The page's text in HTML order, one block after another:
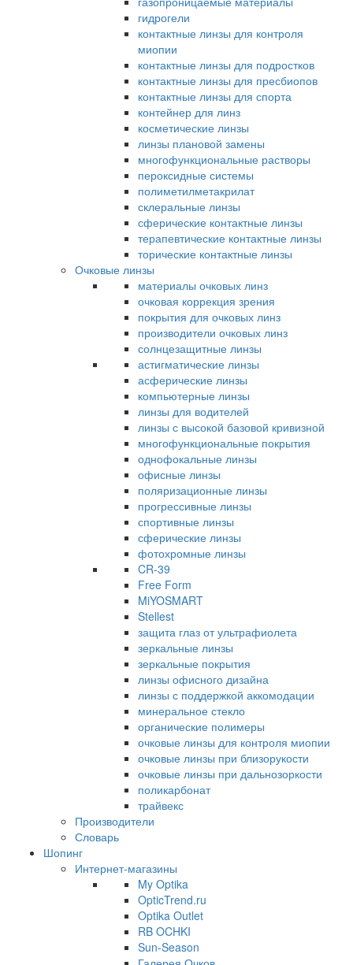
гидрогели
контактные линзы для контроля
миопии
контактные линзы для подростков
контактные линзы для пресбиопов
контактные линзы для спорта
контейнер для линз
косметические линзы
линзы плановой замены
многофункциональные растворы
пероксидные системы
полиметилметакрилат
склеральные линзы
сферические контактные линзы
терапевтические контактные линзы
торические контактные линзы
Очковые линзы
материалы очковых линз
очковая коррекция зрения
покрытия для очковых линз
производители очковых линз
солнцезащитные линзы
астигматические линзы
асферические линзы
компьютерные линзы
линзы для водителей
линзы с высокой базовой кривизной
многофункциональные покрытия
однофокальные линзы
офисные линзы
поляризационные линзы
прогрессивные линзы
спортивные линзы
сферические линзы
фотохромные линзы
CR-39
Free Form
MiYOSMART
Stellest
защита глаз от ультрафиолета
зеркальные линзы
зеркальные покрытия
линзы офисного дизайна
линзы с поддержкой аккомодации
минеральное стекло
органические полимеры
очковые линзы для контроля миопии
очковые линзы при близорукости
очковые линзы при дальнозоркости
поликарбонат
трайвекс
Производители
Словарь
Шопинг
Интернет-магазины
My Optika
OpticTrend.ru
Optika Outlet
RB OCHKI
Sun-Season